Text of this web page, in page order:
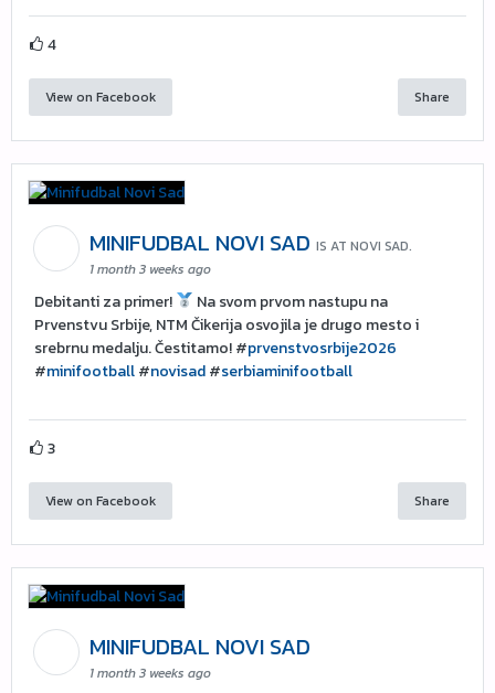
4
View on Facebook Share
MINIFUDBAL NOVI SAD IS AT NOVI SAD.
1 month 3 weeks ago
Debitanti za primer!
Na svom prvom nastupu na
Prvenstvu Srbije, NTM Čikerija osvojila je drugo mesto i
srebrnu medalju. Čestitamo! #prvenstvosrbije2026
#minifootball#novisad#serbiaminifootball
3
View on Facebook Share
MINIFUDBAL NOVI SAD
1 month 3 weeks ago